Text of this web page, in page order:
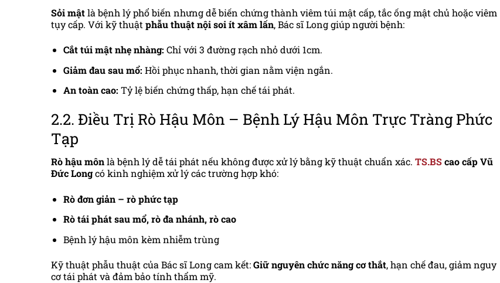
Sỏi mậtlà bệnh lý phổ biến nhưng dễ biến chứng thành viêm túi mật cấp, tắc ống mật chủ hoặc viêm
tụy cấp. Với kỹ thuật phẫu thuật nội soi ít xâm lấn, Bác sĩ Long giúp người bệnh:
Cắt túi mật nhẹ nhàng: Chỉ với 3 đường rạch nhỏ dưới 1cm.
Giảm đau sau mổ: Hồi phục nhanh, thời gian nằm viện ngắn.
An toàn cao: Tỷ lệ biến chứng thấp, hạn chế tái phát.
2.2. Điều Trị Rò Hậu Môn – Bệnh Lý Hậu Môn Trực Tràng Phức
Tạp
Rò hậu mônlà bệnh lý dễ tái phát nếu không được xử lý bằng kỹ thuật chuẩn xác. TS.BScao cấp Vũ
Đức Longcó kinh nghiệm xử lý các trường hợp khó:
Rò đơn giản – rò phức tạp
Rò tái phát sau mổ, rò đa nhánh, rò cao
Bệnh lý hậu môn kèm nhiễm trùng
Kỹ thuật phẫu thuật của Bác sĩ Long cam kết:Giữ nguyên chức năng cơ thắt, hạn chế đau, giảm nguy
cơ tái phát và đảm bảo tính thẩm mỹ.